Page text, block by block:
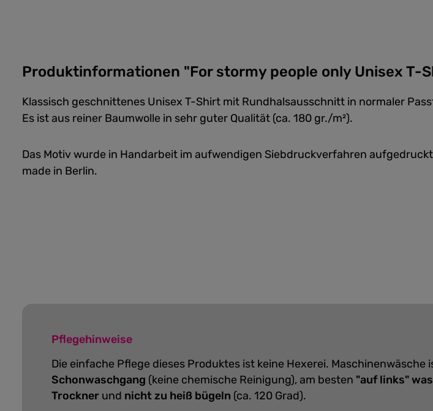
Produktinformationen "For stormy people only Unisex T-
Klassisch geschnittenes Unisex T-Shirt mit Rundhalsausschnitt in normaler
Es ist aus reiner Baumwolle in sehr guter Qualität (ca. 180 gr./m²).
Das Motiv wurde in Handarbeit im aufwendigen Siebdruckverfahren
made in Berlin.
Pflegehinweise
Die einfache Pflege dieses Produktes ist keine Hexerei.
Schonwaschgang (keine chemische Reinigung), am besten "auf links"
Trockner und nicht zu heiß bügeln (ca. 120 Grad).